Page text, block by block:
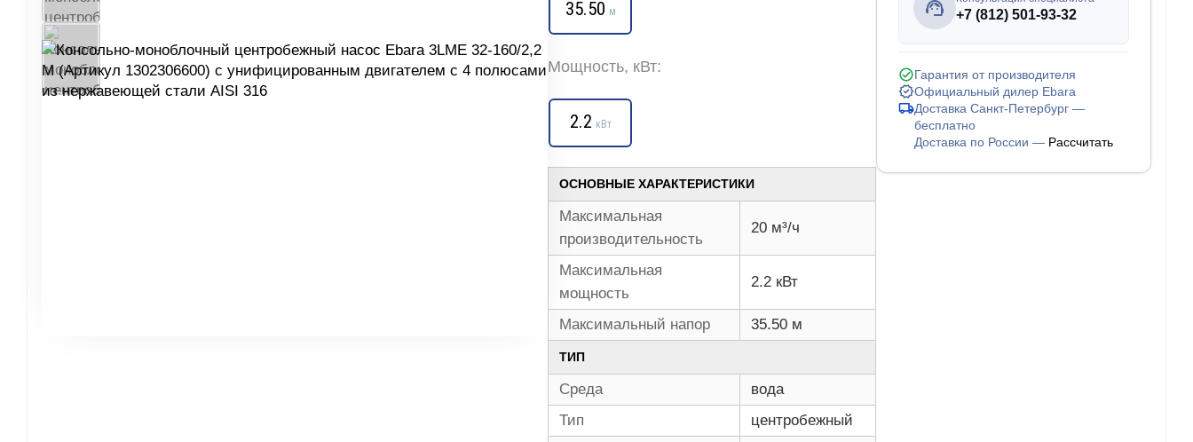
35.50 м
Мощность, кВт:
2.2 кВт
ОСНОВНЫЕ ХАРАКТЕРИСТИКИ
Максимальная
производительность
20 м³/ч
Максимальная
мощность
2.2 кВт
Максимальный напор 35.50 м
ТИП
Среда
вода
Тип
центробежный
+7 (812) 501-93-32
Гарантия от производителя
Официальный дилер Ebara
Доставка Санкт-Петербург —
бесплатно
Доставка по России — Рассчитать